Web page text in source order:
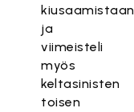
kiusaamistaan
ja
viimeisteli
myös
keltasinisten
toisen